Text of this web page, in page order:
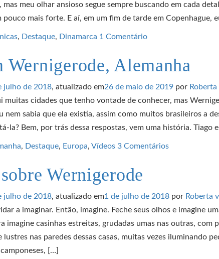
mas meu olhar ansioso segue sempre buscando em cada
pouco mais forte. E aí, em um fim de tarde em Copenhague,
, Destaque, Dinamarca 1 Comentário
Wernigerode, Alemanha
julho de 2018, atualizado em26 de maio de 2019 por
muitas cidades que tenho vontade de conhecer, mas
nem sabia que ela existia, assim como muitos brasileiros a
la? Bem, por trás dessa respostas, vem uma história. Tiago
, Destaque, Europa, Vídeos 3 Comentários
Wernigerode
julho de 2018, atualizado em1 de julho de 2018 por Roberta
a imaginar. Então, imagine. Feche seus olhos e imagine
imagine casinhas estreitas, grudadas umas nas outras, com
lustres nas paredes dessas casas, muitas vezes iluminando
[…]